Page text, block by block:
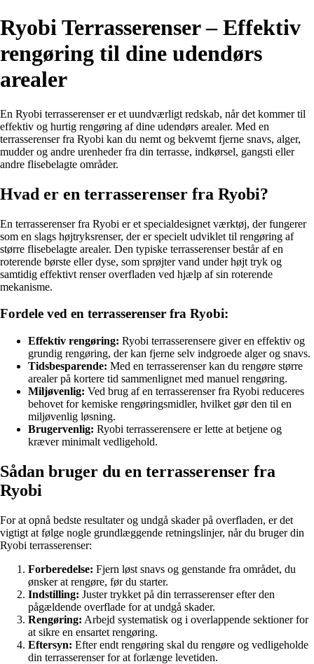
Ryobi Terrasserenser – Effektiv
rengøring til dine udendørs
arealer
En Ryobi terrasserenser er et uundværligt redskab, når det kommer til
effektiv og hurtig rengøring af dine udendørs arealer. Med en
terrasserenser fra Ryobi kan du nemt og bekvemt fjerne snavs, alger,
mudder og andre urenheder fra din terrasse, indkørsel, gangsti eller
andre flisebelagte områder.
Hvad er en terrasserenser fra Ryobi?
En terrasserenser fra Ryobi er et specialdesignet værktøj, der fungerer
som en slags højtryksrenser, der er specielt udviklet til rengøring af
større flisebelagte arealer. Den typiske terrasserenser består af en
roterende børste eller dyse, som sprøjter vand under højt tryk og
samtidig effektivt renser overfladen ved hjælp af sin roterende
mekanisme.
Fordele ved en terrasserenser fra Ryobi:
Effektiv rengøring: Ryobi terrasserensere giver en effektiv og
grundig rengøring, der kan fjerne selv indgroede alger og snavs.
Tidsbesparende: Med en terrasserenser kan du rengøre større
arealer på kortere tid sammenlignet med manuel rengøring.
Miljøvenlig: Ved brug af en terrasserenser fra Ryobi reduceres
behovet for kemiske rengøringsmidler, hvilket gør den til en
miljøvenlig løsning.
Brugervenlig: Ryobi terrasserensere er lette at betjene og
kræver minimalt vedligehold.
Sådan bruger du en terrasserenser fra
Ryobi
For at opnå bedste resultater og undgå skader på overfladen, er det
vigtigt at følge nogle grundlæggende retningslinjer, når du bruger din
Ryobi terrasserenser:
Forberedelse: Fjern løst snavs og genstande fra området, du
ønsker at rengøre, før du starter.
Indstilling: Juster trykket på din terrasserenser efter den
pågældende overflade for at undgå skader.
Rengøring: Arbejd systematisk og i overlappende sektioner for
at sikre en ensartet rengøring.
Eftersyn: Efter endt rengøring skal du rengøre og vedligeholde
din terrasserenser for at forlænge levetiden.